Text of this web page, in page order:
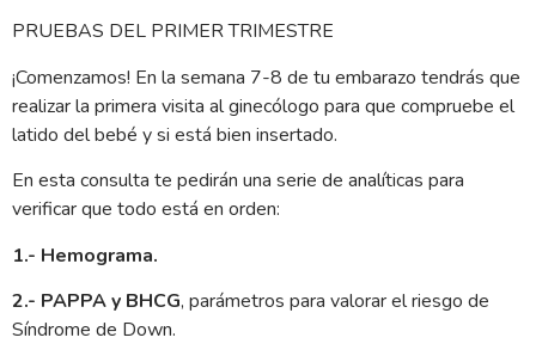
PRUEBAS DEL PRIMER TRIMESTRE
¡Comenzamos! En la semana 7-8 de tu embarazo tendrás que
realizar la primera visita al ginecólogo para que compruebe el
latido del bebé y si está bien insertado.
En esta consulta te pedirán una serie de analíticas para
verificar que todo está en orden:
1.- Hemograma.
2.- PAPPA y BHCG, parámetros para valorar el riesgo de
Síndrome de Down.